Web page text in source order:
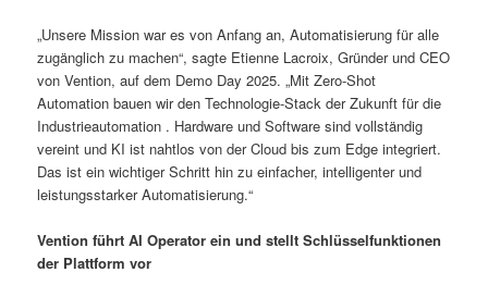
„Unsere Mission war es von Anfang an, Automatisierung für alle
zugänglich zu machen“, sagte Etienne Lacroix, Gründer und CEO
von Vention, auf dem Demo Day 2025. „Mit Zero-Shot
Automation bauen wir den Technologie-Stack der Zukunft für die
Industrieautomation . Hardware und Software sind vollständig
vereint und KI ist nahtlos von der Cloud bis zum Edge integriert.
Das ist ein wichtiger Schritt hin zu einfacher, intelligenter und
leistungsstarker Automatisierung.“
Vention führt AI Operator ein und stellt Schlüsselfunktionen
der Plattform vor